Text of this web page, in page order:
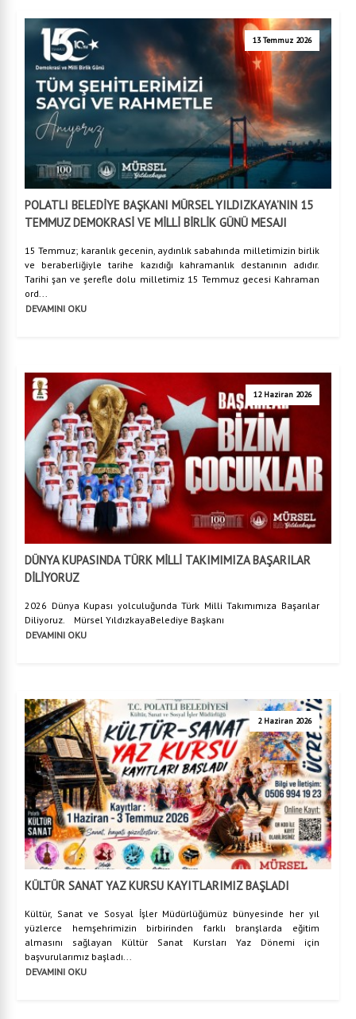
13 Temmuz 2026
POLATLI BELEDİYE BAŞKANI MÜRSEL YILDIZKAYA’NIN 15
TEMMUZ DEMOKRASİ VE MİLLİ BİRLİK GÜNÜ MESAJI
15 Temmuz; karanlık gecenin, aydınlık sabahında milletimizin birlik
ve beraberliğiyle tarihe kazıdığı kahramanlık destanının adıdır.
Tarihi şan ve şerefle dolu milletimiz 15 Temmuz gecesi Kahraman
ord...
DEVAMINI OKU
12 Haziran 2026
DÜNYA KUPASINDA TÜRK MİLLİ TAKIMIMIZA BAŞARILAR
DİLİYORUZ
2026 Dünya Kupası yolculuğunda Türk Milli Takımımıza Başarılar
Diliyoruz. Mürsel YıldızkayaBelediye Başkanı
DEVAMINI OKU
2 Haziran 2026
KÜLTÜR SANAT YAZ KURSU KAYITLARIMIZ BAŞLADI
Kültür, Sanat ve Sosyal İşler Müdürlüğümüz bünyesinde her yıl
yüzlerce hemşehrimizin birbirinden farklı branşlarda eğitim
almasını sağlayan Kültür Sanat Kursları Yaz Dönemi için
başvurularımız başladı...
DEVAMINI OKU